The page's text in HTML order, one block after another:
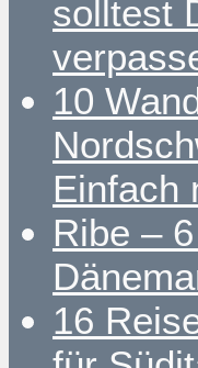
solltest
10
Einfach
Ribe –
16